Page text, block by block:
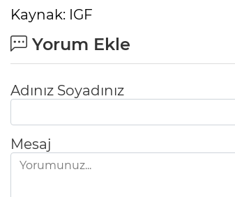
Kaynak: IGF
Yorum Ekle
Adınız Soyadınız
Mesaj